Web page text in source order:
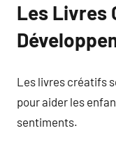
Les Livres
Les livres créatifs
pour aider les
sentiments.